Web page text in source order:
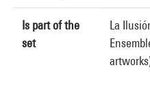
Is part of the
set
La